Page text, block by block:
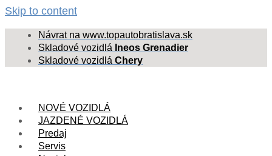
Skip to content
Návrat na www.topautobratislava.sk
Skladové vozidlá Ineos Grenadier
Skladové vozidlá Chery
NOVÉ VOZIDLÁ
JAZDENÉ VOZIDLÁ
Predaj
Servis